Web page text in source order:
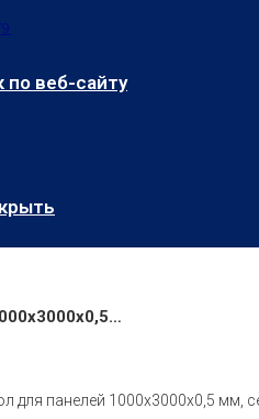
по веб-сайту
для панелей 1000х3000х0,5 мм,